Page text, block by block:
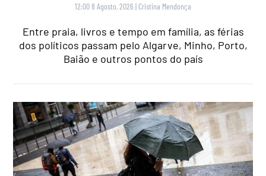
12:00 8 Agosto, 2026 | Cristina Mendonça
Entre praia, livros e tempo em família, as férias
dos políticos passam pelo Algarve, Minho, Porto,
Baião e outros pontos do país